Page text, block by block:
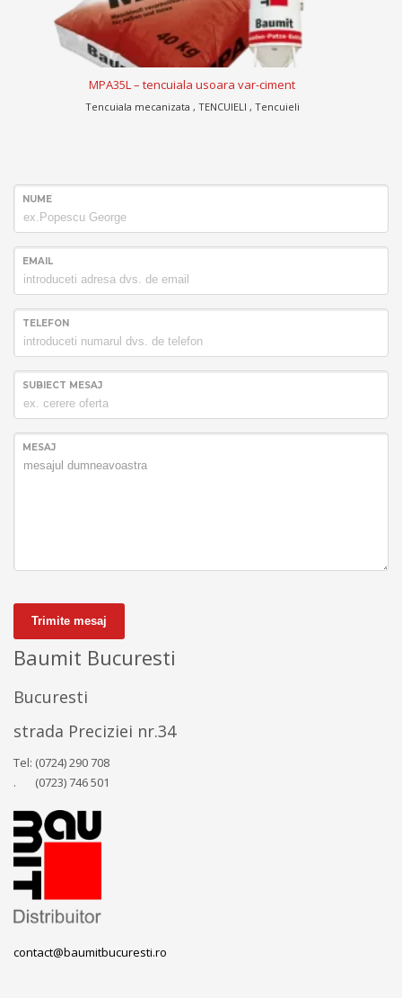
MPA35L – tencuiala usoara var-ciment
Tencuiala mecanizata , TENCUIELI , Tencuieli
NUME
EMAIL
TELEFON
SUBIECT MESAJ
MESAJ
Trimite mesaj
Baumit Bucuresti
Bucuresti
strada Preciziei nr.34
Tel: (0724) 290 708
. (0723) 746 501
contact@baumitbucuresti.ro